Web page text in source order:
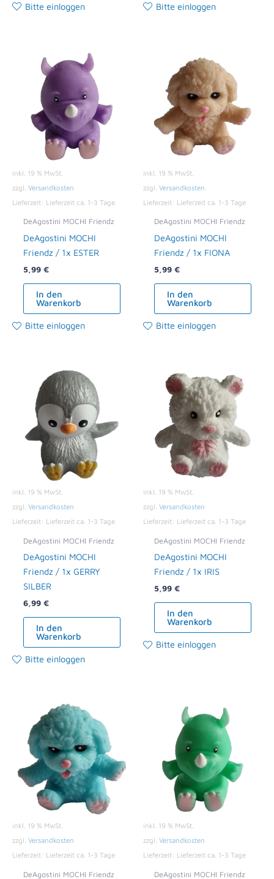
Bitte einloggen Bitte einloggen
inkl. 19 % MwSt.
zzgl. Versandkosten
Lieferzeit: Lieferzeit ca. 1-3 Tage
DeAgostini MOCHI Friendz
DeAgostini MOCHI
Friendz / 1x ESTER
5,99 €
In den
Warenkorb
Bitte einloggen
inkl. 19 % MwSt.
zzgl. Versandkosten
Lieferzeit: Lieferzeit ca. 1-3 Tage
DeAgostini MOCHI Friendz
DeAgostini MOCHI
Friendz / 1x FIONA
5,99 €
In den
Warenkorb
Bitte einloggen
inkl. 19 % MwSt.
zzgl. Versandkosten
Lieferzeit: Lieferzeit ca. 1-3 Tage
DeAgostini MOCHI Friendz
DeAgostini MOCHI
Friendz / 1x GERRY
SILBER
6,99 €
In den
Warenkorb
Bitte einloggen
inkl. 19 % MwSt.
zzgl. Versandkosten
Lieferzeit: Lieferzeit ca. 1-3 Tage
DeAgostini MOCHI Friendz
DeAgostini MOCHI
Friendz / 1x IRIS
5,99 €
In den
Warenkorb
Bitte einloggen
inkl. 19 % MwSt.
zzgl. Versandkosten
Lieferzeit: Lieferzeit ca. 1-3 Tage
DeAgostini MOCHI Friendz
inkl. 19 % MwSt.
zzgl. Versandkosten
Lieferzeit: Lieferzeit ca. 1-3 Tage
DeAgostini MOCHI Friendz